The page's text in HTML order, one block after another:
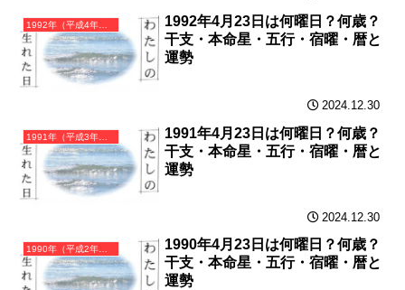
1992年（平成4年）壬申（みずのえさる）・申年（さる年）カレンダー（月曜はじまり）
1992年4月23日は何曜日？何歳？
干支・本命星・五行・宿曜・暦と
運勢
2024.12.30
1991年（平成3年）辛未（かのとひつじ）・未年（ひつじ年）カレンダー（月曜はじまり）
1991年4月23日は何曜日？何歳？
干支・本命星・五行・宿曜・暦と
運勢
2024.12.30
1990年（平成2年）庚午（かのえうま）・午年（うま年）カレンダー（月曜はじまり）
1990年4月23日は何曜日？何歳？
干支・本命星・五行・宿曜・暦と
運勢